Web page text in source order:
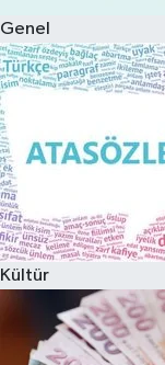
Genel
Kültür